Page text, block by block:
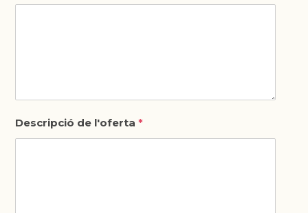
Descripció de l'oferta*